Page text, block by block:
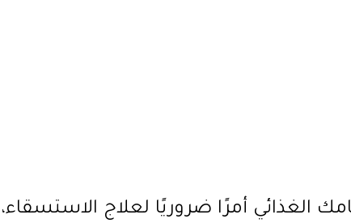
الغذائي أمرًا ضروريًا لعلاج الاستسقاء،